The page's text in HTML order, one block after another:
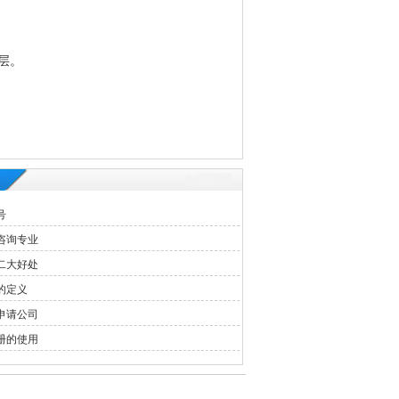
。
询专业
大好处
定义
请公司
的使用